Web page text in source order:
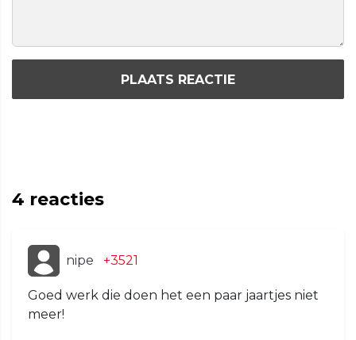
PLAATS REACTIE
4 reacties
nipe +3521
Goed werk die doen het een paar jaartjes niet
meer!